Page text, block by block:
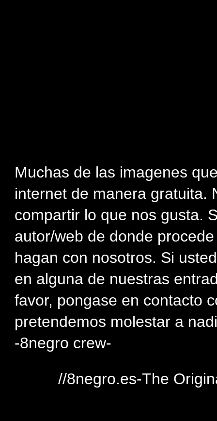
Muchas de las imagenes
internet de manera gratuita.
compartir lo que nos gusta.
autor/web de donde
hagan con nosotros. Si
en alguna de nuestras
favor, pongase en contacto
pretendemos molestar a
-8negro crew-
//8negro.es-The